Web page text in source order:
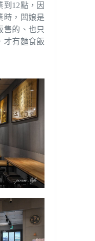
12點，因
時，闆娘是
售的、也只
才有麵食飯